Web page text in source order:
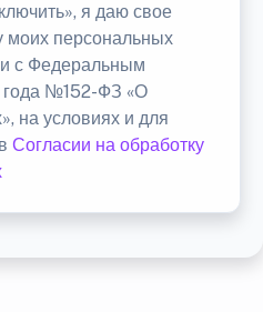
я даю свое
моих персональных
с Федеральным
года №152-ФЗ «О
на условиях и для
Согласии на обработку